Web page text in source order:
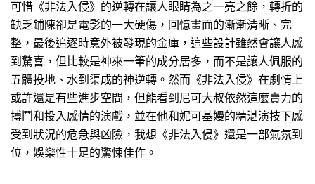
可惜《非法入侵》的逆轉在讓人眼睛為之一亮之餘，轉折的
缺乏鋪陳卻是電影的一大硬傷，回憶畫面的漸漸清晰、完
整，最後追逐時意外被發現的金庫，這些設計雖然會讓人感
到驚喜，但比較是神來一筆的成分居多，而不是讓人佩服的
五體投地、水到渠成的神逆轉。然而《非法入侵》在劇情上
或許還是有些進步空間，但能看到尼可大叔依然這麼賣力的
搏鬥和投入感情的演戲，並在他和妮可基嫚的精湛演技下感
受到狀況的危急與凶險，我想《非法入侵》還是一部氣氛到
位，娛樂性十足的驚悚佳作。